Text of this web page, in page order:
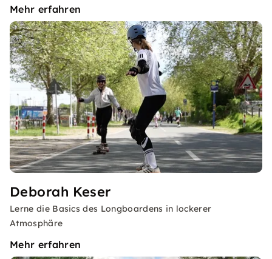
Mehr erfahren
Deborah Keser
Lerne die Basics des Longboardens in lockerer
Atmosphäre
Mehr erfahren